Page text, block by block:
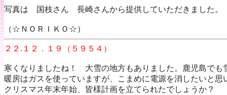
写真は 国枝さん 長崎さんから提供していただきました。
（☆ＮＯＲＩＫＯ☆）
２２.１２．１９（５９５４）
寒くなりましたね！ 大雪の地方もありました。鹿児島でも
暖房はガスを使っていますが、こまめに電源を消したいと思
クリスマス年末年始、皆様計画を立てられたでしょうか？